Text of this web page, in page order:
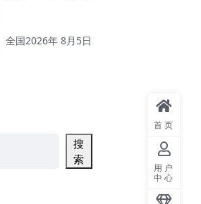
全国2026年 8月5日
搜
索
首页
用户
中心